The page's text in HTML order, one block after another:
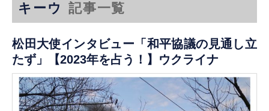
キーウ 記事一覧
松田大使インタビュー「和平協議の見通し立
たず」【2023年を占う！】ウクライナ